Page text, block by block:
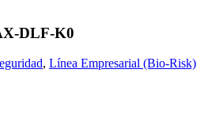
DLF-K0
, Línea Empresarial (Bio-Risk)